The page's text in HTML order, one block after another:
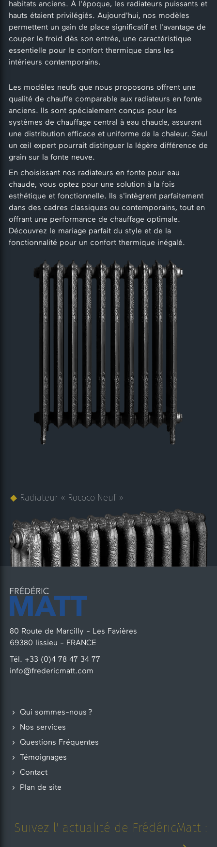
habitats anciens. À l'époque, les radiateurs puissants et
hauts étaient privilégiés. Aujourd'hui, nos modèles
permettent un gain de place significatif et l'avantage de
couper le froid dès son entrée, une caractéristique
essentielle pour le confort thermique dans les
intérieurs contemporains.
Les modèles neufs que nous proposons offrent une
qualité de chauffe comparable aux radiateurs en fonte
anciens. Ils sont spécialement conçus pour les
systèmes de chauffage central à eau chaude, assurant
une distribution efficace et uniforme de la chaleur. Seul
un œil expert pourrait distinguer la légère différence de
grain sur la fonte neuve.
En choisissant nos radiateurs en fonte pour eau
chaude, vous optez pour une solution à la fois
esthétique et fonctionnelle. Ils s'intègrent parfaitement
dans des cadres classiques ou contemporains, tout en
offrant une performance de chauffage optimale.
Découvrez le mariage parfait du style et de la
fonctionnalité pour un confort thermique inégalé.
Radiateur « Rococo Neuf »
80 Route de Marcilly - Les Favières
69380 lissieu - FRANCE
Tél. +33 (0)4 78 47 34 77
info@fredericmatt.com
Qui sommes-nous ?
Nos services
Questions Fréquentes
Témoignages
Contact
Plan de site
Suivez l' actualité de FrédéricMatt :